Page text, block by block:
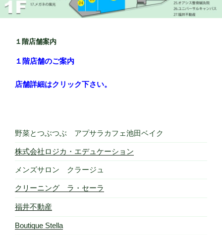
１階店舗案内
１階店舗のご案内
店舗詳細はクリック下さい。
野菜とつぶつぶ アプサラカフェ池田ベイク
株式会社ロジカ・エデュケーション
メンズサロン クラージュ
クリーニング ラ・セーラ
福井不動産
Boutique Stella